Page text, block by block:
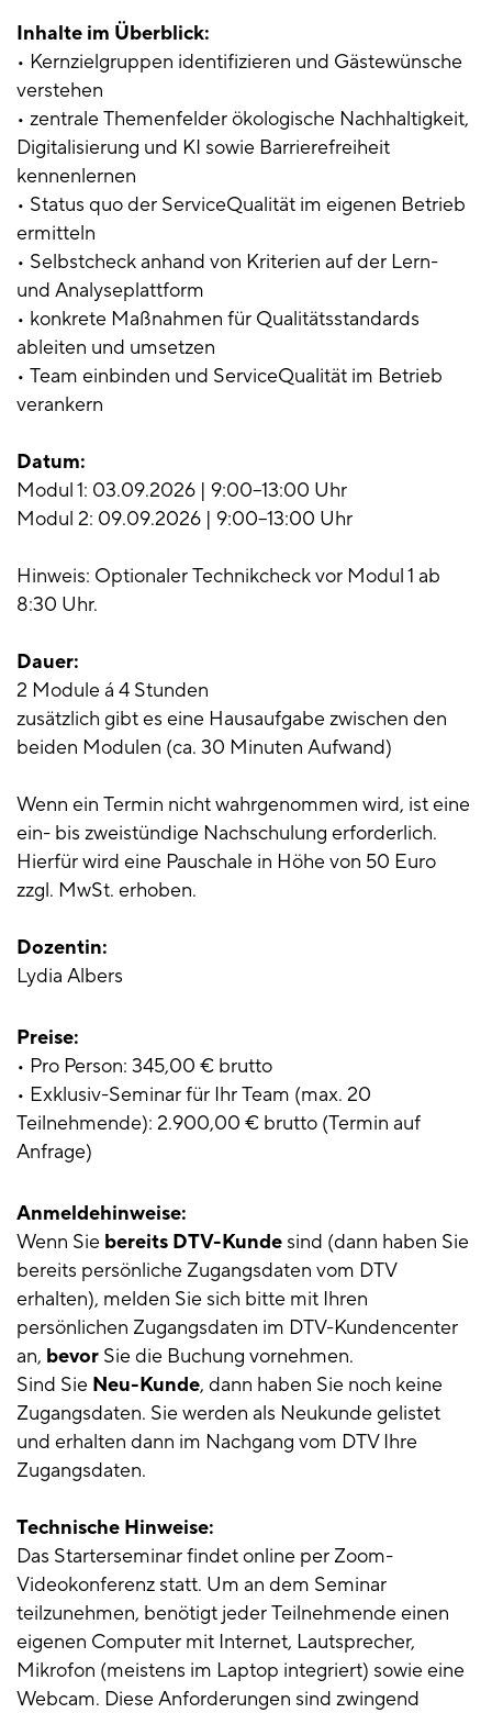
Inhalte im Überblick:
• Kernzielgruppen identifizieren und Gästewünsche
verstehen
• zentrale Themenfelder ökologische Nachhaltigkeit,
Digitalisierung und KI sowie Barrierefreiheit
kennenlernen
• Status quo der ServiceQualität im eigenen Betrieb
ermitteln
• Selbstcheck anhand von Kriterien auf der Lern-
und Analyseplattform
• konkrete Maßnahmen für Qualitätsstandards
ableiten und umsetzen
• Team einbinden und ServiceQualität im Betrieb
verankern
Datum:
Modul 1: 03.09.2026 | 9:00–13:00 Uhr
Modul 2: 09.09.2026 | 9:00–13:00 Uhr
Hinweis: Optionaler Technikcheck vor Modul 1 ab
8:30 Uhr.
Dauer:
2 Module á 4 Stunden
zusätzlich gibt es eine Hausaufgabe zwischen den
beiden Modulen (ca. 30 Minuten Aufwand)
Wenn ein Termin nicht wahrgenommen wird, ist eine
ein- bis zweistündige Nachschulung erforderlich.
Hierfür wird eine Pauschale in Höhe von 50 Euro
zzgl. MwSt. erhoben.
Dozentin:
Lydia Albers
Preise:
• Pro Person: 345,00 € brutto
• Exklusiv-Seminar für Ihr Team (max. 20
Teilnehmende): 2.900,00 € brutto (Termin auf
Anfrage)
Anmeldehinweise:
Wenn Sie bereits DTV-Kunde sind (dann haben Sie
bereits persönliche Zugangsdaten vom DTV
erhalten), melden Sie sich bitte mit Ihren
persönlichen Zugangsdaten im DTV-Kundencenter
an, bevor Sie die Buchung vornehmen.
Sind Sie Neu-Kunde, dann haben Sie noch keine
Zugangsdaten. Sie werden als Neukunde gelistet
und erhalten dann im Nachgang vom DTV Ihre
Zugangsdaten.
Technische Hinweise:
Das Starterseminar findet online per Zoom-
Videokonferenz statt. Um an dem Seminar
teilzunehmen, benötigt jeder Teilnehmende einen
eigenen Computer mit Internet, Lautsprecher,
Mikrofon (meistens im Laptop integriert) sowie eine
Webcam. Diese Anforderungen sind zwingend